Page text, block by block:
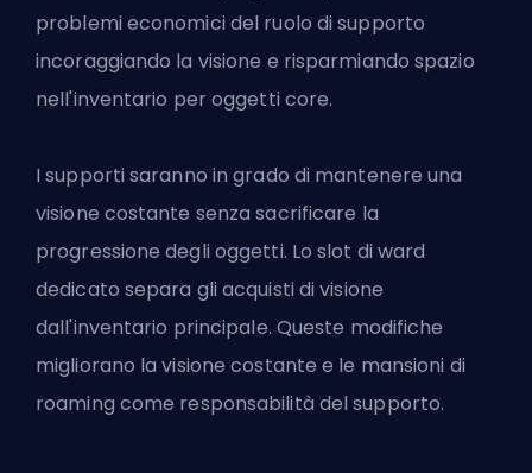
problemi economici del ruolo di supporto
incoraggiando la visione e risparmiando spazio
nell'inventario per oggetti core.
I supporti saranno in grado di mantenere una
visione costante senza sacrificare la
progressione degli oggetti. Lo slot di ward
dedicato separa gli acquisti di visione
dall'inventario principale. Queste modifiche
migliorano la visione costante e le mansioni di
roaming come responsabilità del supporto.